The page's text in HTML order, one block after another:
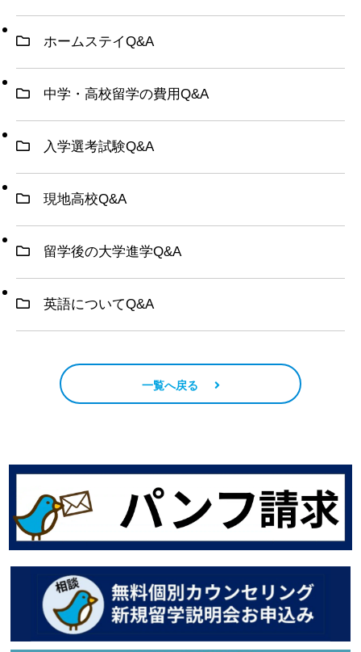
ホームステイQ&A
中学・高校留学の費用Q&A
入学選考試験Q&A
現地高校Q&A
留学後の大学進学Q&A
英語についてQ&A
一覧へ戻る